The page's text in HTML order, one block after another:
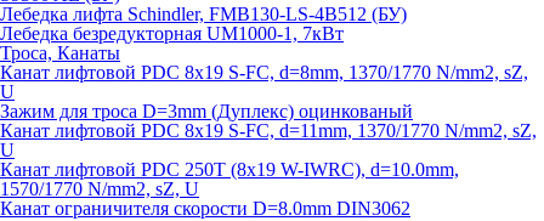
Лебедка лифта Schindler, FMB130-LS-4B512 (БУ)
Лебедка безредукторная UM1000-1, 7кВт
Троса, Канаты
Канат лифтовой PDC 8x19 S-FC, d=8mm, 1370/1770 N/mm2, sZ,
U
Зажим для троса D=3mm (Дуплекс) оцинкованый
Канат лифтовой PDC 8x19 S-FC, d=11mm, 1370/1770 N/mm2, sZ,
U
Канат лифтовой PDC 250T (8x19 W-IWRC), d=10.0mm,
1570/1770 N/mm2, sZ, U
Канат ограничителя скорости D=8.0mm DIN3062